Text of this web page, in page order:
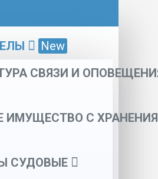
New
СВЯЗИ И
ИМУЩЕСТВО С ХРАНЕНИЯ
СУДОВЫЕ